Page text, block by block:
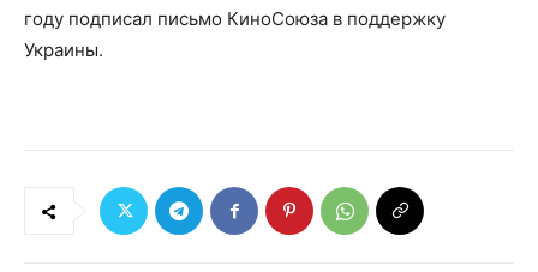
году подписал письмо КиноСоюза в поддержку
Украины.